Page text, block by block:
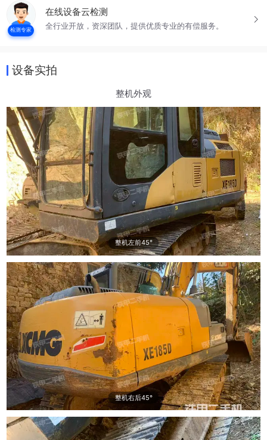
检测专家
在线设备云检测
全行业开放，资深团队，提供优质专业的有偿服务。
设备实拍
整机外观
整机左前45°
整机右后45°